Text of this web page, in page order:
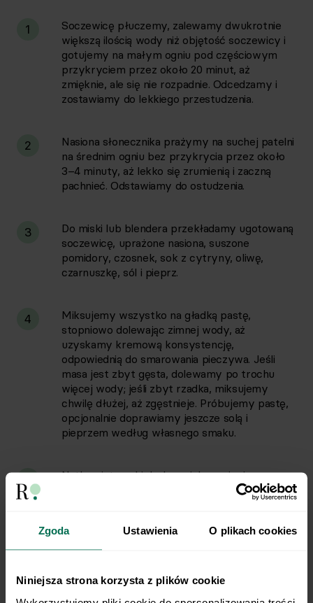
Zgoda Ustawienia O plikach cookies
Niniejsza strona korzysta z plików cookie
1
Soczewicę płuczemy, zalewamy dwukrotnie
większą ilością wody niż objętość soczewicy i
gotujemy na małym ogniu pod częściowym
przykryciem przez około 20 minut, aż
zmięknie, ale się nie rozpadnie. Odcedzamy i
zostawiamy do lekkiego przestudzenia.
2
Nasiona słonecznika prażymy na suchej patelni
na średnim ogniu bez przykrycia przez około
3–4 minuty, aż lekko się zrumienią i zaczną
pachnieć. Odstawiamy do ostudzenia.
3
Do miski lub blendera przekładamy ugotowaną
soczewicę, uprażone nasiona, suszone
pomidory, czosnek, sok z cytryny, oliwę,
czarnuszkę, sól i pieprz.
4
Miksujemy wszystko na gładką pastę,
stopniowo dolewając zimnej wody, aż
uzyskamy kremową konsystencję,
odpowiednią do smarowania pieczywa. Jeśli
masa jest zbyt gęsta, dolewamy po trochu
więcej wody; jeśli zbyt rzadka, miksujemy
chwilę dłużej, aż zgęstnieje. Próbujemy pastę,
opcjonalnie doprawiamy jeszcze solą i
pieprzem według własnego smaku.
Natkę pietruszki drobno siekamy i mieszamy
Gotową pastę podajemy z pieczywem.
Możemy nią posmarować pieczywo lub zjeść